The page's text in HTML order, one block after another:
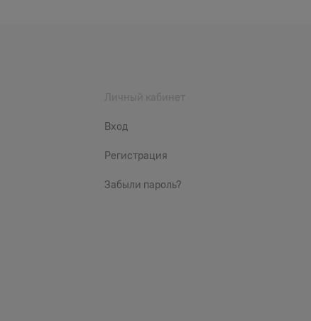
Личный кабинет
Вход
Регистрация
Забыли пароль?